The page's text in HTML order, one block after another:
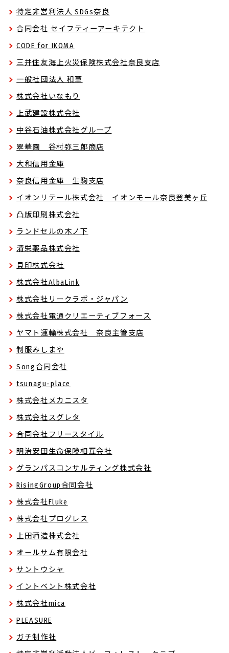
特定非営利法人 SDGs奈良
合同会社 セイフティーアーキテクト
CODE for IKOMA
三井住友海上火災保険株式会社奈良支店
一般社団法人 和草
株式会社いなもり
上武建設株式会社
中谷石油株式会社グループ
翠華園 谷村弥三郎商店
大和信用金庫
奈良信用金庫 生駒支店
イオンリテール株式会社 イオンモール奈良登美ヶ丘
凸版印刷株式会社
ランドセルの木ノ下
清栄薬品株式会社
貝印株式会社
株式会社AlbaLink
株式会社リークラボ・ジャパン
株式会社電通クリエーティブフォース
ヤマト運輸株式会社 奈良主管支店
制服みしまや
Song合同会社
tsunagu-place
株式会社メカニスタ
株式会社スグレタ
合同会社フリースタイル
明治安田生命保険相互会社
グランパスコンサルティング株式会社
RisingGroup合同会社
株式会社Fluke
株式会社プログレス
上田酒造株式会社
オールサム有限会社
サントウシャ
イントベント株式会社
株式会社mica
PLEASURE
ガチ制作社